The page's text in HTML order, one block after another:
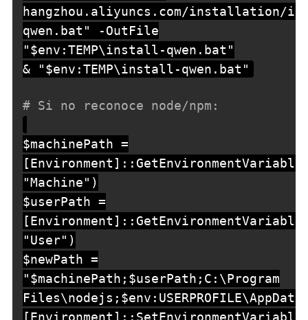
hangzhou.aliyuncs.com/installation/
qwen.bat" -OutFile
"$env:TEMP\install-qwen.bat"
& "$env:TEMP\install-qwen.bat"
# Si no reconoce node/npm:
$machinePath =
"Machine")
$userPath =
"User")
$newPath =
"$machinePath;$userPath;C:\Program